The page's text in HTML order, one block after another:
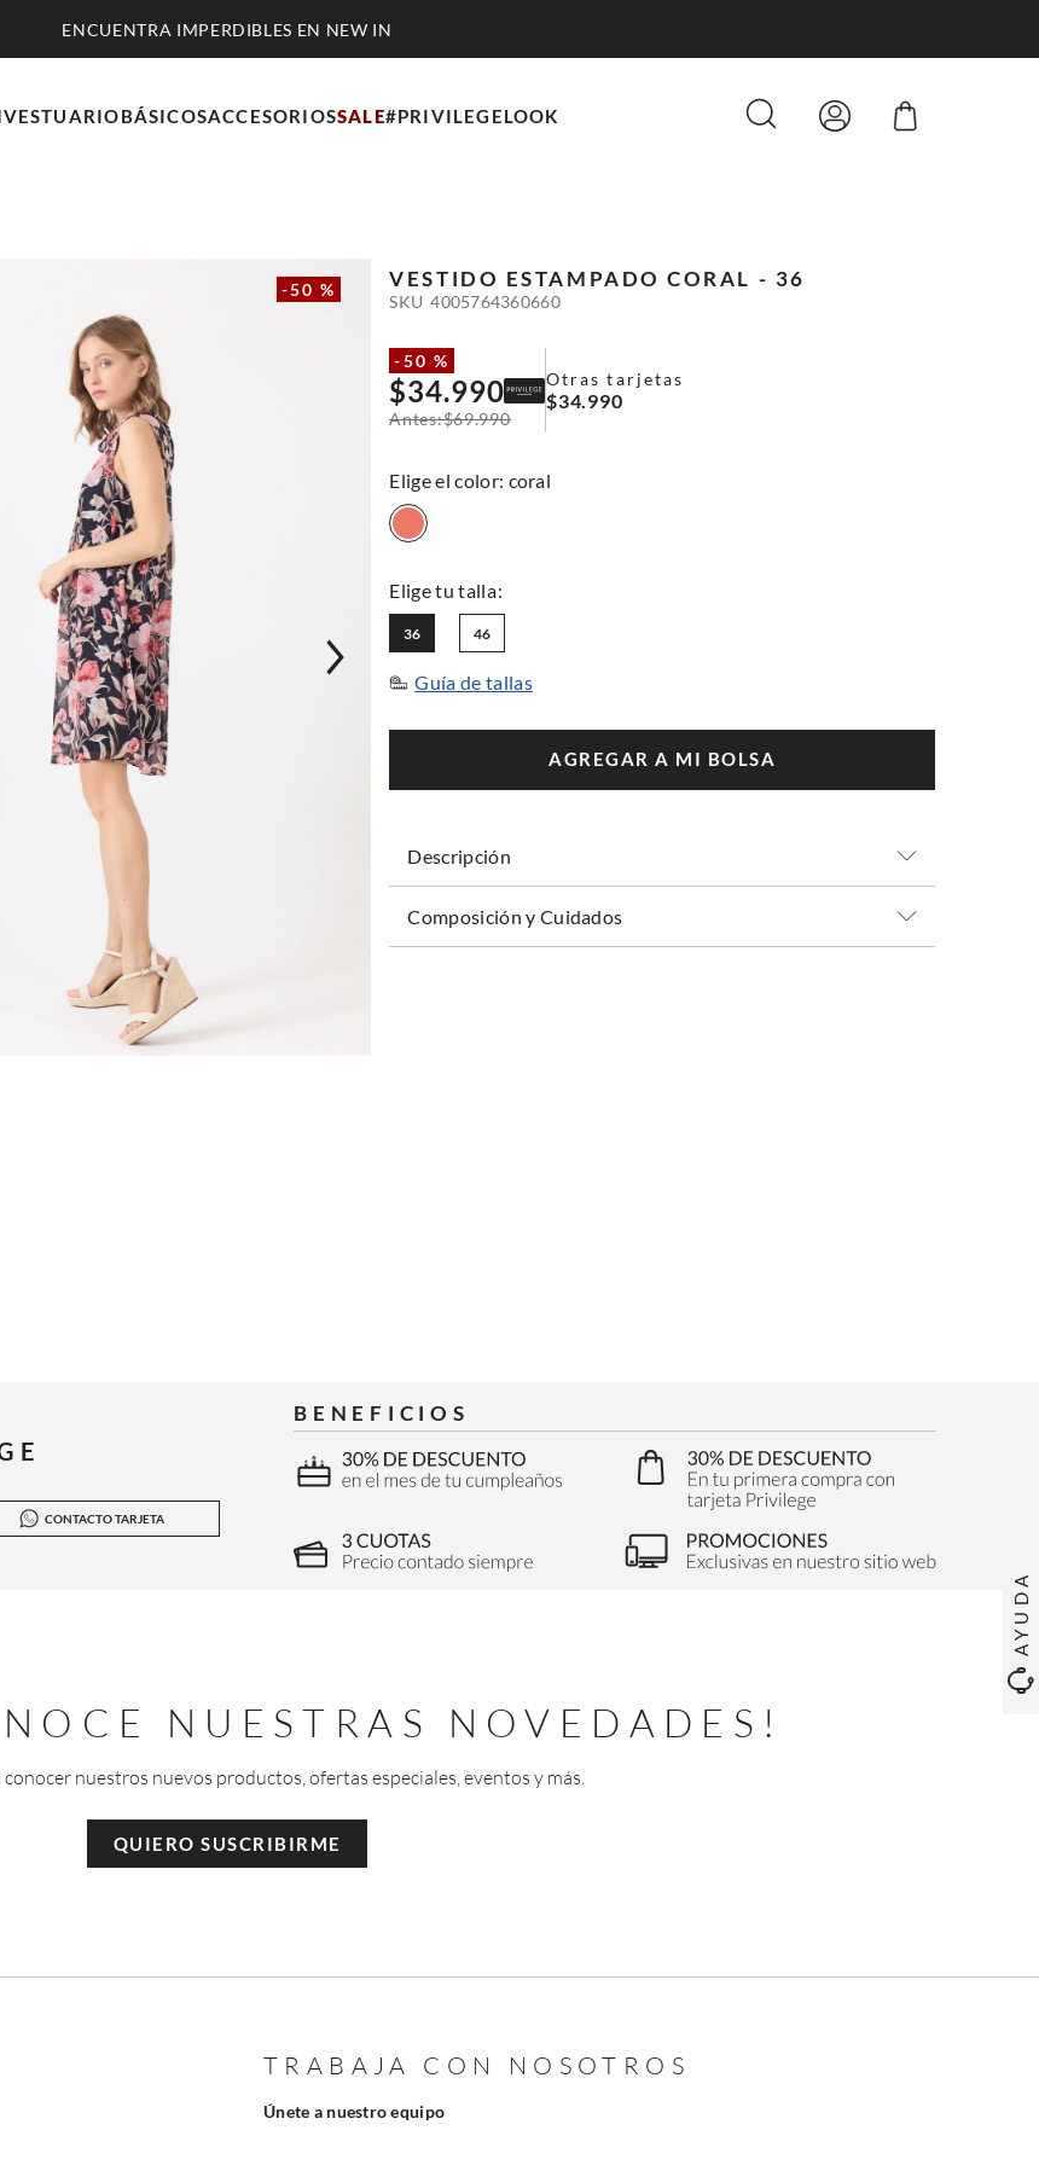
AYUDA
VESTUARIOBÁSICOSACCESORIOSSALE#PRIVILEGELOOK
-50 % VESTIDO ESTAMPADO CORAL - 36
SKU 4005764360660
-50 %
$34.990
$69.990
Otras tarjetas
$34.990
: coral
36 46
Guía de tallas
AGREGAR A MI BOLSA
Descripción
Composición y Cuidados
CONTACTO TARJETA
BENEFICIOS
NUESTRAS NOVEDADES!
conocer nuestros nuevos productos, ofertas especiales, eventos y más.
QUIERO SUSCRIBIRME
TRABAJA CON NOSOTROS
Únete a nuestro equipo